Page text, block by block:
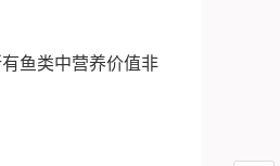
鱼类中营养价值非